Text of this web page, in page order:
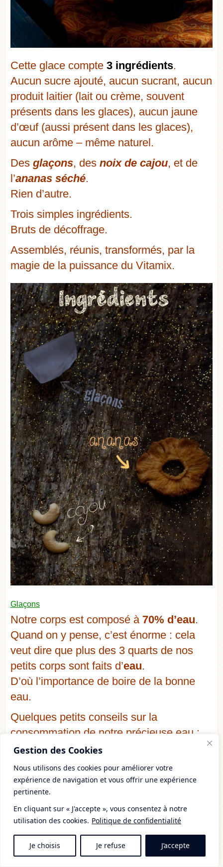
Gestion des Cookies
Nous utilisons des cookies pour améliorer votre
expérience de navigation et vous offrir une expérience
pertinente.
En cliquant sur « J'accepte », vous consentez à notre
utilisation des cookies. Politique de confidentialité
Je choisis Je refuse J’accepte
Cette glace compte 3 ingrédients.
Aucun sucre ajouté, aucun sucrant, aucun
produit laitier (lait ou crème, souvent
présents dans les glaces), aucun jaune
d’œuf (aussi présent dans les glaces),
aucun arôme – même naturel.
Des glaçons, des noix de cajou, et de
l’ananas séché.
Rien d’autre.
Trois simples ingrédients.
Bruts de décoffrage.
Assemblés, réunis, transformés, par la
magie de la puissance du Vitamix.
Glaçons
Notre corps est composé à 70% d’eau.
Quand on y pense, c’est énorme : cela
veut dire que plus des 3 quarts de nos
petits corps sont faits d’eau.
D’où l’importance de boire de la bonne
eau.
Quelques petits conseils sur la
consommation de notre précieuse eau :
♦ Choisir une eau de qualité en évitant
l’eau du robinet, et enbuvant de l’eau en
bouteille ou filtrée.
♦ Essayez de
repas, plutôt que pendant les repas (si
l’on boit trop pendant les repas, cela peut
avoir tendance à noyer nos enzymes
digestives, et donc impacter sur la qualité